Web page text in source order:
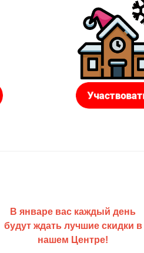
В январе вас каждый день
будут ждать лучшие скидки в
нашем Центре!